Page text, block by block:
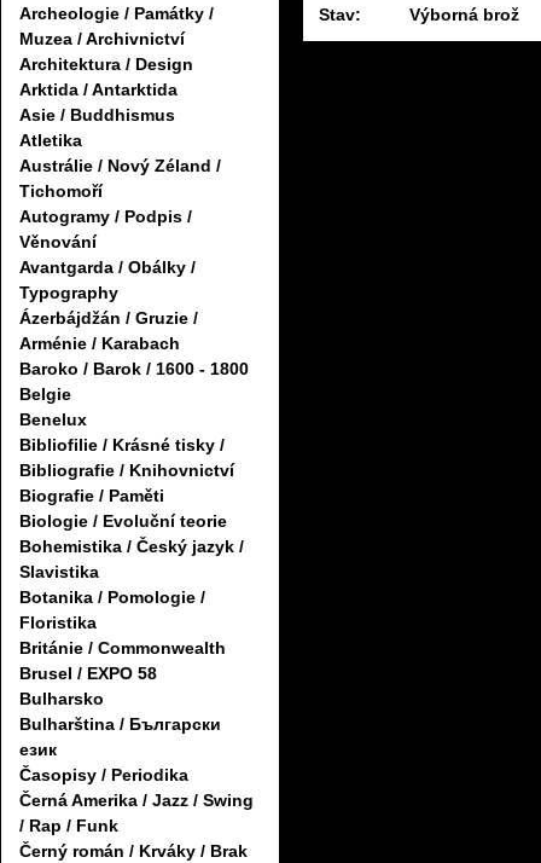
Archeologie / Památky /
Muzea / Archivnictví
Architektura / Design
Arktida / Antarktida
Asie / Buddhismus
Atletika
Austrálie / Nový Zéland /
Tichomoří
Autogramy / Podpis /
Věnování
Avantgarda / Obálky /
Typography
Ázerbájdžán / Gruzie /
Arménie / Karabach
Baroko / Barok / 1600 - 1800
Belgie
Benelux
Bibliofilie / Krásné tisky /
Bibliografie / Knihovnictví
Biografie / Paměti
Biologie / Evoluční teorie
Bohemistika / Český jazyk /
Slavistika
Botanika / Pomologie /
Floristika
Británie / Commonwealth
Brusel / EXPO 58
Bulharsko
Bulharština / Български
език
Časopisy / Periodika
Černá Amerika / Jazz / Swing
/ Rap / Funk
Černý román / Krváky / Brak
Stav: Výborná brož